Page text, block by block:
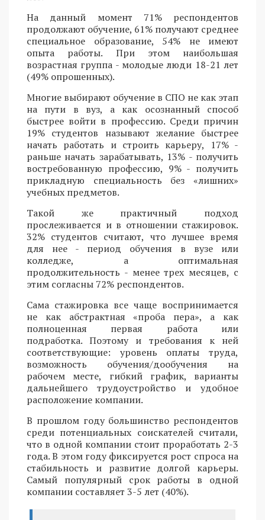
На данный момент 71% респондентов
продолжают обучение, 61% получают среднее
специальное образование, 54% не имеют
опыта работы. При этом наибольшая
возрастная группа - молодые люди 18-21 лет
(49% опрошенных).
Многие выбирают обучение в СПО не как этап
на пути в вуз, а как осознанный способ
быстрее войти в профессию. Среди причин
19% студентов называют желание быстрее
начать работать и строить карьеру, 17% -
раньше начать зарабатывать, 13% - получить
востребованную профессию, 9% - получить
прикладную специальность без «лишних»
учебных предметов.
Такой же практичный подход
прослеживается и в отношении стажировок.
32% студентов считают, что лучшее время
для нее - период обучения в вузе или
колледже, а оптимальная
продолжительность - менее трех месяцев, с
этим согласны 72% респондентов.
Сама стажировка все чаще воспринимается
не как абстрактная «проба пера», а как
полноценная первая работа или
подработка. Поэтому и требования к ней
соответствующие: уровень оплаты труда,
возможность обучения/дообучения на
рабочем месте, гибкий график, варианты
дальнейшего трудоустройство и удобное
расположение компании.
В прошлом году большинство респондентов
среди потенциальных соискателей считали,
что в одной компании стоит проработать 2-3
года. В этом году фиксируется рост спроса на
стабильность и развитие долгой карьеры.
Самый популярный срок работы в одной
компании составляет 3-5 лет (40%).